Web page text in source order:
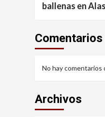
ballenas en
No hay comentarios
Archivos